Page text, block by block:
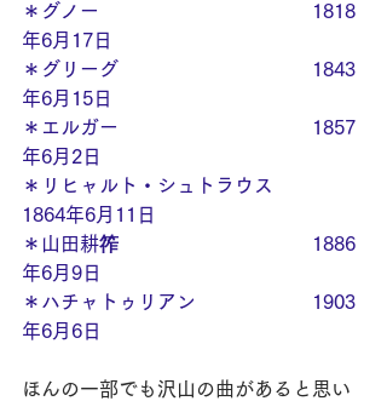
＊グノー
1818
年6月17日
＊グリーグ
1843
年6月15日
＊エルガー　　　　　　　　　　1857
年6月2日
＊リヒャルト・シュトラウス
1864年6月11日
＊山田耕筰　　　　　　　　　　1886
年6月9日
＊ハチャトゥリアン　　　　　　1903
年6月6日
ほんの一部でも沢山の曲があると思い